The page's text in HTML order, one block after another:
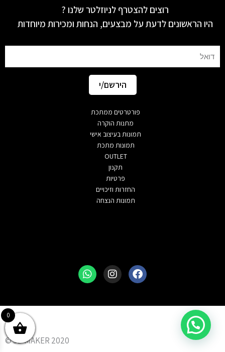
רוצים להצטרף לניוזלטר שלנו ?
היו הראשונים לדעת על מבצעים, הנחות ומכירות מיוחדות
הירשם/י
פורטרטים ממתכת
מתנות הוקרה
תמונות בעיצוב אישי
תמונות מתכת
OUTLET
תקנון
פרטיות
החזרות וזיכויים
תמונות הנצחה
3D MAKER 2020 ©
0